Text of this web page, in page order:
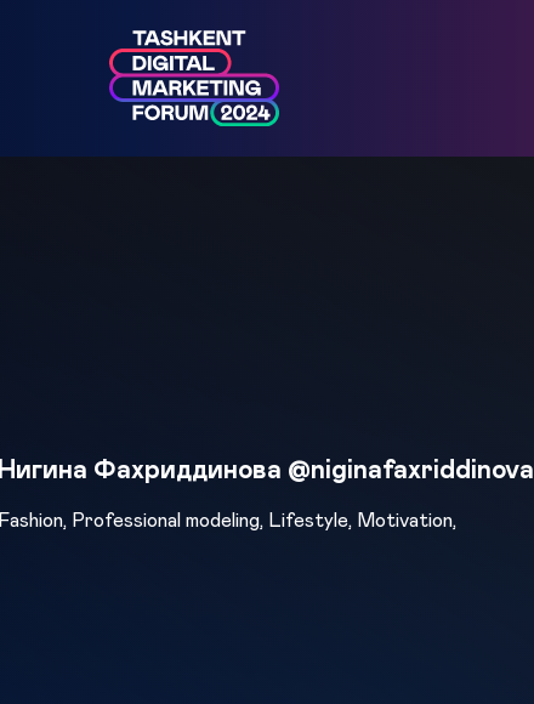
Нигина Фахриддинова @niginafaxriddinova
Fashion, Professional modeling, Lifestyle, Motivation,